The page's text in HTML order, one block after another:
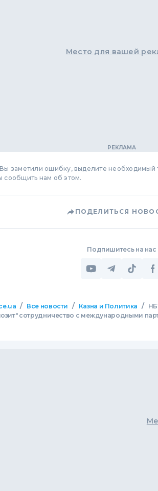
Место для вашей
заметили ошибку, выделите необходимый
сообщить нам об этом.
ПОДЕЛИТЬСЯ
Подпишитесь на нас
/ Все новости / Казна и Политика /
сотрудничество с международными